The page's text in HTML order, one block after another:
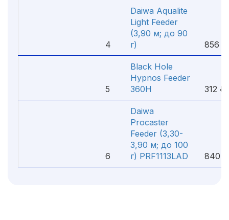
4
Daiwa Aqualite
Light Feeder
(3,90 м; до 90
г)
856 ₽
5
Black Hole
Hypnos Feeder
360H
312 ₽
6
Daiwa
Procaster
Feeder (3,30-
3,90 м; до 100
г) PRF1113LAD
840 ₽